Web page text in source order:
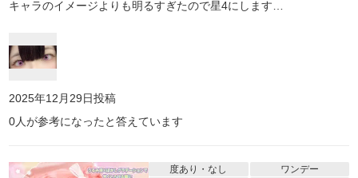
キャラのイメージよりも明るすぎたので星4にします…
2025年12月29日投稿
0人が参考になったと答えています
度あり・なし
ワンデー